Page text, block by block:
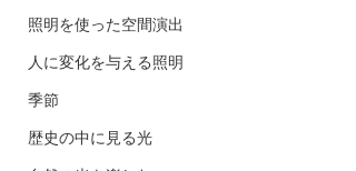
照明を使った空間演出
人に変化を与える照明
季節
歴史の中に見る光